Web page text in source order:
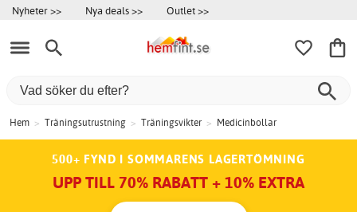
Nyheter >> Nya deals >> Outlet >>
Hem > Träningsutrustning > Träningsvikter > Medicinbollar
500+ FYND I SOMMARENS LAGERTÖMNING
UPP TILL 70% RABATT + 10% EXTRA